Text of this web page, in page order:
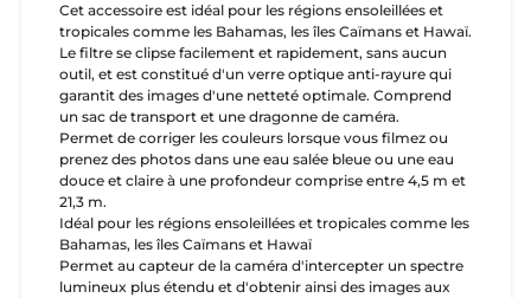
Cet accessoire est idéal pour les régions ensoleillées et
tropicales comme les Bahamas, les îles Caïmans et Hawaï.
Le filtre se clipse facilement et rapidement, sans aucun
outil, et est constitué d'un verre optique anti-rayure qui
garantit des images d'une netteté optimale. Comprend
un sac de transport et une dragonne de caméra.
Permet de corriger les couleurs lorsque vous filmez ou
prenez des photos dans une eau salée bleue ou une eau
douce et claire à une profondeur comprise entre 4,5 m et
21,3 m.
Idéal pour les régions ensoleillées et tropicales comme les
Bahamas, les îles Caïmans et Hawaï
Permet au capteur de la caméra d'intercepter un spectre
lumineux plus étendu et d'obtenir ainsi des images aux